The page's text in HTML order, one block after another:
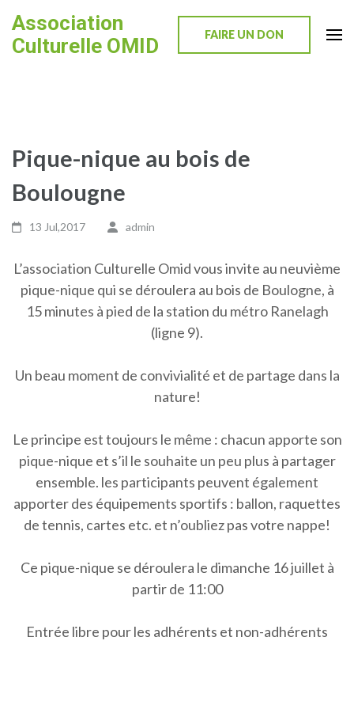
to
content
Association
Culturelle OMID
FAIRE UN DON
Pique-nique au bois de
Boulougne
13 Jul,2017 admin
L’association Culturelle Omid vous invite au neuvième
pique-nique qui se déroulera au bois de Boulogne, à
15 minutes à pied de la station du métro Ranelagh
(ligne 9).
Un beau moment de convivialité et de partage dans la
nature!
Le principe est toujours le même : chacun apporte son
pique-nique et s’il le souhaite un peu plus à partager
ensemble. les participants peuvent également
apporter des équipements sportifs : ballon, raquettes
de tennis, cartes etc. et n’oubliez pas votre nappe!
Ce pique-nique se déroulera le dimanche 16 juillet à
partir de 11:00
Entrée libre pour les adhérents et non-adhérents